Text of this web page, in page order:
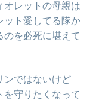
オレットの母親は
ット愛してる隊か
のを必死に堪えて
ンではないけど
を守りたくなって